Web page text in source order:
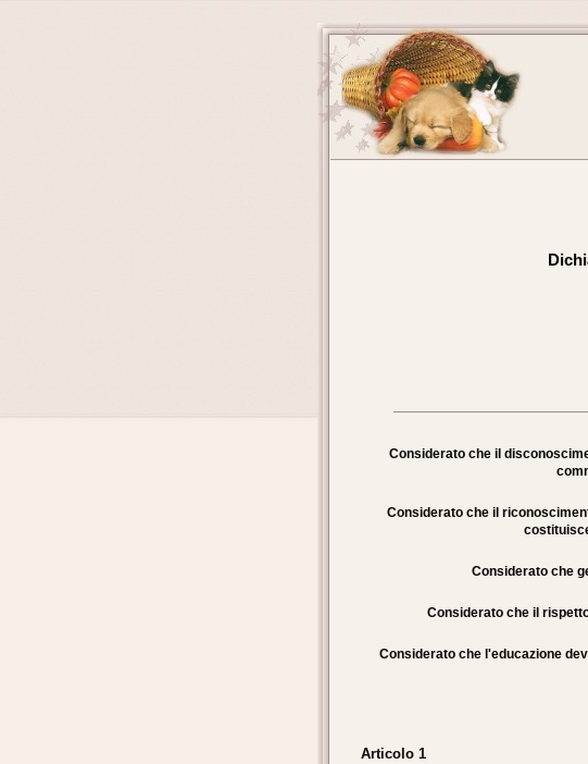
Considerato che il
Considerato che il
Considerato che
Considerato che il
Considerato che l'educazione
Articolo 1